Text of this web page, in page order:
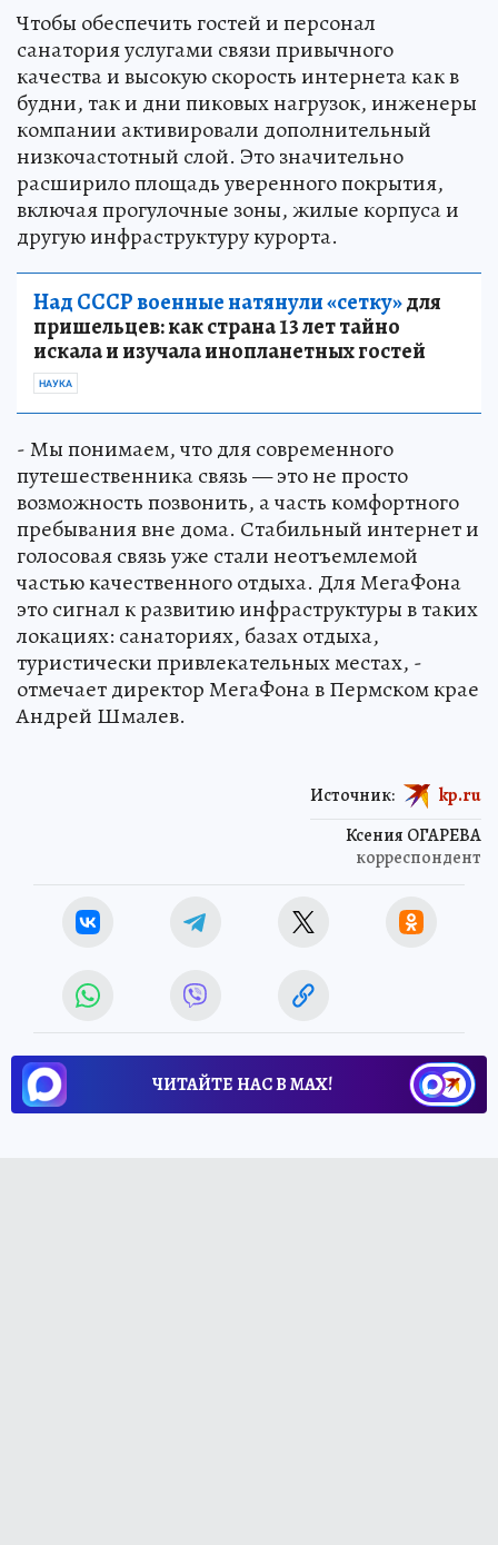
Чтобы обеспечить гостей и персонал
санатория услугами связи привычного
качества и высокую скорость интернета как в
будни, так и дни пиковых нагрузок, инженеры
компании активировали дополнительный
низкочастотный слой. Это значительно
расширило площадь уверенного покрытия,
включая прогулочные зоны, жилые корпуса и
другую инфраструктуру курорта.
Над СССР военные натянули «сетку»для
пришельцев: как страна 13 лет тайно
искала и изучала инопланетных гостей
НАУКА
- Мы понимаем, что для современного
путешественника связь — это не просто
возможность позвонить, а часть комфортного
пребывания вне дома. Стабильный интернет и
голосовая связь уже стали неотъемлемой
частью качественного отдыха. Для МегаФона
это сигнал к развитию инфраструктуры в таких
локациях: санаториях, базах отдыха,
туристически привлекательных местах, -
отмечает директор МегаФона в Пермском крае
Андрей Шмалев.
Ксения ОГАРЕВА
корреспондент
Источник: kp.ru
ЧИТАЙТЕ НАС В МАХ!